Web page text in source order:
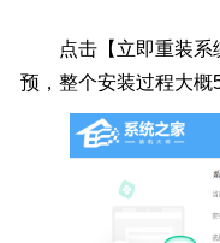
点击【立即重装系
预，整个安装过程大概